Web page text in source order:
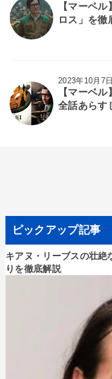
【マーベ
ロス」を徹
2023年10月7
【マーベ
全話あらす
ピックアップ記事
キアヌ・リーブスの壮絶
りを徹底解説